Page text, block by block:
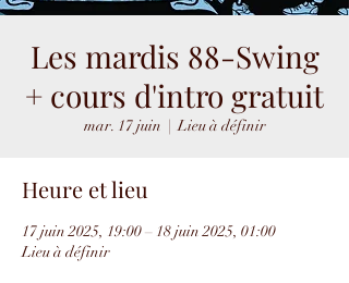
Les mardis 88-Swing
+ cours d'intro gratuit
mar. 17 juin
  |
Lieu à définir
Heure et lieu
17 juin 2025, 19:00 – 18 juin 2025, 01:00
Lieu à définir